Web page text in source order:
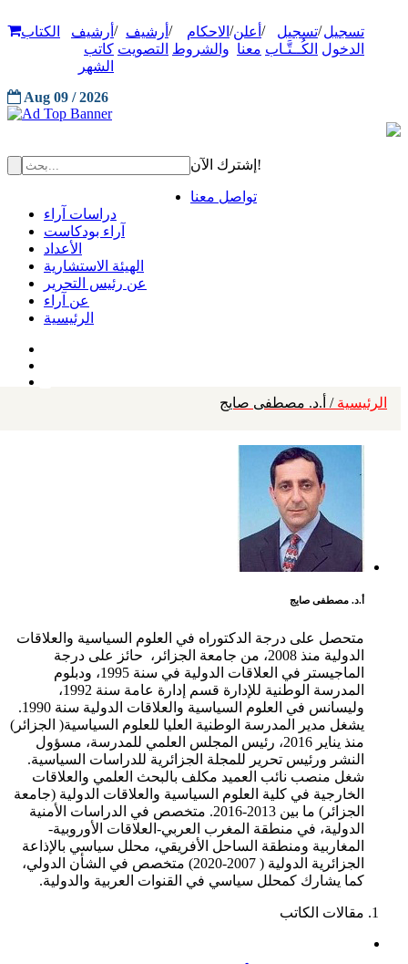
تسجيل
الدخول
/تسجيل
الكُــتَّـاب
/ أعلن
معنا
/ الاحكام
والشروط
/ أرشيف
التصويت
/ أرشيف
كاتب
الشهر
الكتاب
Aug 09 / 2026
إشترك الآن!
تواصل معنا
دراسات آراء
آراء بودكاست
الأعداد
الهيئة الاستشارية
عن رئيس التحرير
عن آراء
الرئيسية
الرئيسية / أ.د. مصطفى صايج
أ.د. مصطفى صايج
متحصل على درجة الدكتوراه في العلوم السياسية والعلاقات
الدولية منذ 2008، من جامعة الجزائر، حائز على درجة
الماجيستر في العلاقات الدولية في سنة 1995، ودبلوم
المدرسة الوطنية للإدارة قسم إدارة عامة سنة 1992،
وليسانس في العلوم السياسية والعلاقات الدولية سنة 1990.
يشغل مدير المدرسة الوطنية العليا للعلوم السياسية( الجزائر)
منذ يناير 2016، رئيس المجلس العلمي للمدرسة، مسؤول
النشر ورئيس تحرير للمجلة الجزائرية للدراسات السياسية.
شغل منصب نائب العميد مكلف بالبحث العلمي والعلاقات
الخارجية في كلية العلوم السياسية والعلاقات الدولية (جامعة
الجزائر) ما بين 2013-2016. متخصص في الدراسات الأمنية
الدولية، في منطقة المغرب العربي-العلاقات الأوروبية-
المغاربية ومنطقة الساحل الأفريقي، محلل سياسي بالإذاعة
الجزائرية الدولية ( 2007-2020) متخصص في الشأن الدولي،
كما يشارك كمحلل سياسي في القنوات العربية والدولية.
مقالات الكاتب